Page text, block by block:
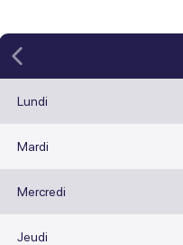
Précédent
Lundi
Mardi
Mercredi
Jeudi